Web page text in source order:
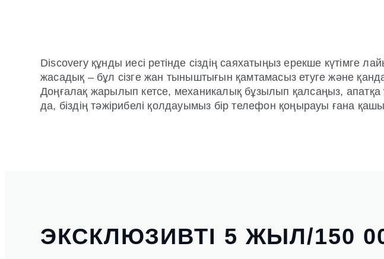
Discovery құнды иесі ретінде сіздің саяхатыңыз ерекше күтімге
жасадық – бұл сізге жан тыныштығын қамтамасыз етуге және
Доңғалақ жарылып кетсе, механикалық бұзылып қалсаңыз,
да, біздің тәжірибелі қолдауымыз бір телефон қоңырауы ғана
ЭКСКЛЮЗИВТІ 5 ЖЫЛ/150